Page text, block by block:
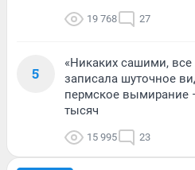
19 768 27
5
«Никаких сашими, все
записала шуточное
пермское вымирание
тысяч
15 995 23